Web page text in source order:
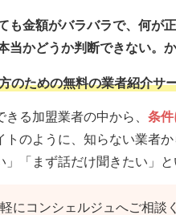
も金額がバラバラで、何が
当かどうか判断できない。
のための無料の業者紹介サ
る加盟業者の中から、 条
トのように、知らない業者
」「まず話だけ聞きたい」
にコンシェルジュへご相談